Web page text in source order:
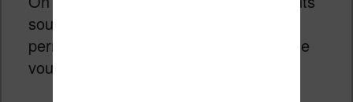
sous l’écran dont ceux, très utiles, qui
permettent de tourner les pages lorsque
vous lisez un livre.